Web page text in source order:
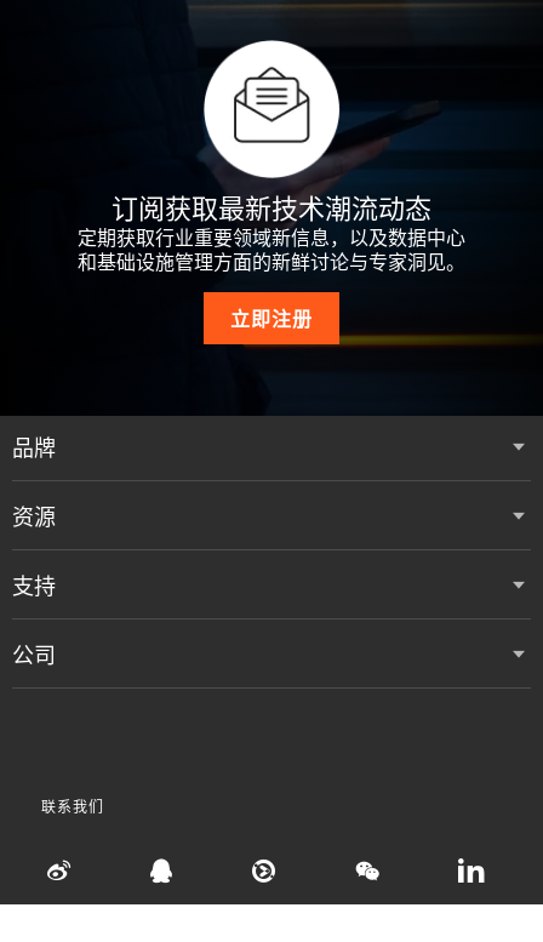
订阅获取最新技术潮流动态
定期获取行业重要领域新信息，以及数据中心
和基础设施管理方面的新鲜讨论与专家洞见。
立即注册
品牌
资源
支持
公司
联系我们